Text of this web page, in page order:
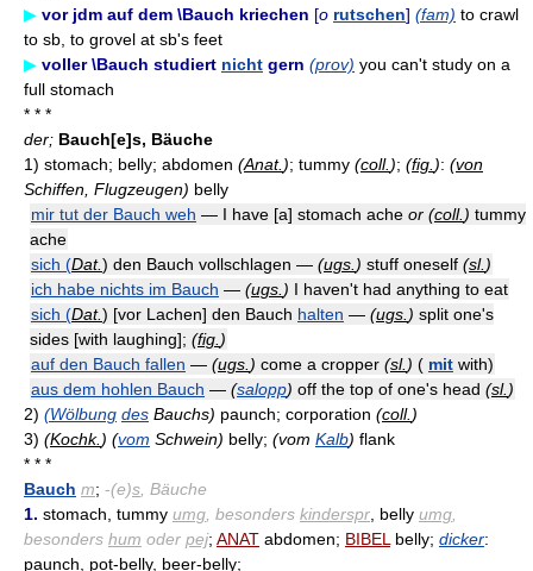
▶ vor jdm auf dem \Bauch kriechen [o rutschen] (fam) to crawl
to sb, to grovel at sb's feet
▶ voller \Bauch studiert nicht gern (prov) you can't study on a
full stomach
* * *
der; Bauch[e]s, Bäuche
1) stomach; belly; abdomen (Anat. ); tummy (coll. ); (fig. ): (von
Schiffen, Flugzeugen) belly
mir tut der Bauch weh — I have [a] stomach ache or (coll. ) tummy
ache
sich (Dat.) den Bauch vollschlagen — (ugs. ) stuff oneself (sl. )
ich habe nichts im Bauch — (ugs. ) I haven't had anything to eat
sich (Dat.) [vor Lachen] den Bauch halten — (ugs. ) split one's
sides [with laughing]; (fig. )
auf den Bauch fallen — (ugs. ) come a cropper (sl. ) ( mit with)
aus dem hohlen Bauch — (salopp) off the top of one's head (sl. )
2) (Wölbung des Bauchs) paunch; corporation (coll. )
3) (Kochk. ) (vom Schwein) belly; (vom Kalb) flank
* * *
Bauch m; -(e)s , Bäuche
1. stomach, tummy umg , besonders kinderspr , belly umg
besonders hum oder pej; ANAT abdomen; BIBEL belly; dicker:
paunch, pot-belly, beer-belly;